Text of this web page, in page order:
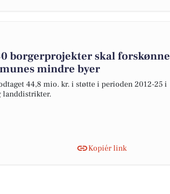
borgerprojekter skal forskønne
mindre byer
44,8 mio. kr. i støtte i perioden 2012-25 i
landdistrikter.
Kopiér link